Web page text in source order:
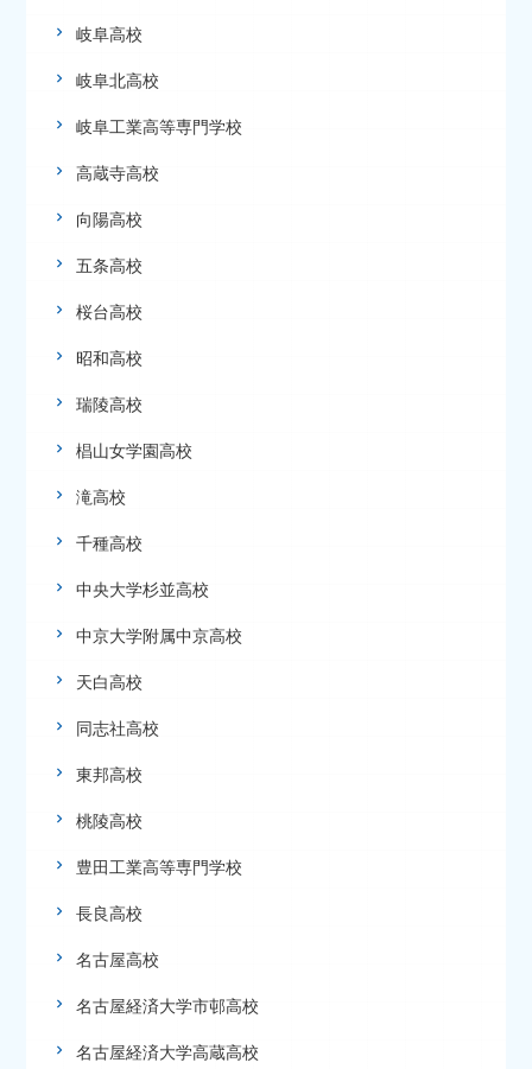
岐阜高校
岐阜北高校
岐阜工業高等専門学校
高蔵寺高校
向陽高校
五条高校
桜台高校
昭和高校
瑞陵高校
椙山女学園高校
滝高校
千種高校
中央大学杉並高校
中京大学附属中京高校
天白高校
同志社高校
東邦高校
桃陵高校
豊田工業高等専門学校
長良高校
名古屋高校
名古屋経済大学市邨高校
名古屋経済大学高蔵高校